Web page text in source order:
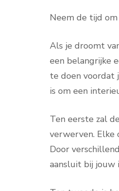
Neem de tijd
Als je droomt
een belangrijke
te doen voordat
is om een
Ten eerste zal
verwerven. Elke
Door
aansluit bij jouw